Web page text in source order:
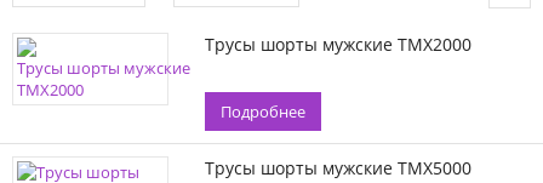
Трусы шорты мужские TMX2000
Подробнее
Трусы шорты мужские TMX5000